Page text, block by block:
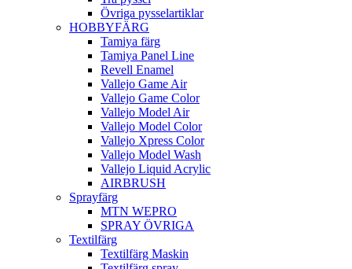
Övriga pysselartiklar
HOBBYFÄRG
Tamiya färg
Tamiya Panel Line
Revell Enamel
Vallejo Game Air
Vallejo Game Color
Vallejo Model Air
Vallejo Model Color
Vallejo Xpress Color
Vallejo Model Wash
Vallejo Liquid Acrylic
AIRBRUSH
Sprayfärg
MTN WEPRO
SPRAY ÖVRIGA
Textilfärg
Textilfärg Maskin